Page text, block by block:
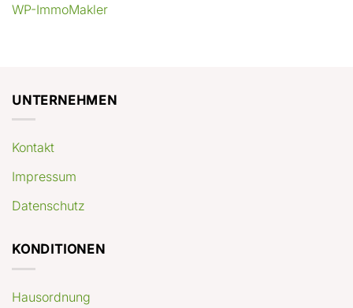
WP-ImmoMakler
UNTERNEHMEN
Kontakt
Impressum
Datenschutz
KONDITIONEN
Hausordnung